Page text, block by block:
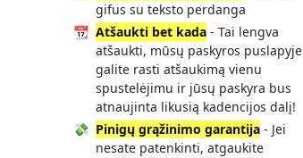
gifus su teksto perdanga
📆 Atšaukti bet kada - Tai lengva
atšaukti, mūsų paskyros puslapyje
galite rasti atšaukimą vienu
spustelėjimu ir jūsų paskyra bus
atnaujinta likusią kadencijos dalį!
💸 Pinigų grąžinimo garantija - Jei
nesate patenkinti, atgaukite